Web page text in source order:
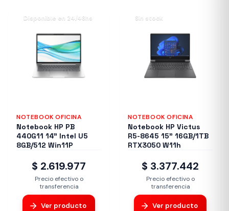
Disponible en 24/48hs
NOTEBOOK OFICINA
Notebook HP PB
440G11 14" Intel U5
8GB/512 Win11P
$ 2.619.977
Precio efectivo o
transferencia
Ver producto
Sin stock
NOTEBOOK OFICINA
Notebook HP Victus
R5-8645 15" 16GB/1TB
RTX3050 W11h
$ 3.377.442
Precio efectivo o
transferencia
Ver producto